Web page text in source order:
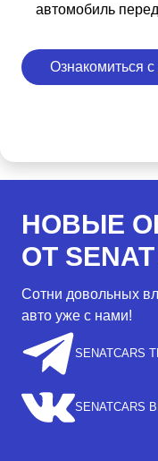
автомобиль
Ознакомиться
НОВЫЕ
ОТ
Сотни довольных
авто уже с нами!
SENATCARS